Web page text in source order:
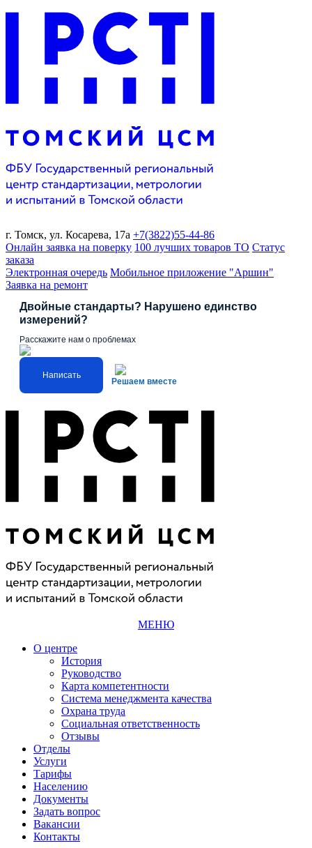
г. Томск, ул. Косарева, 17а +7(3822)55-44-86
Онлайн заявка на поверку 100 лучших товаров ТО Статус
заказа
Электронная очередь Мобильное приложение "Аршин"
Заявка на ремонт
Двойные стандарты? Нарушено единство
измерений?
Расскажите нам о проблемах
Написать
Решаем вместе
МЕНЮ
О центре
История
Руководство
Карта компетентности
Система менеджмента качества
Охрана труда
Социальная ответственность
Отзывы
Отделы
Услуги
Тарифы
Населению
Документы
Задать вопрос
Вакансии
Контакты